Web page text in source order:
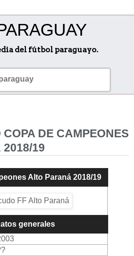
del fútbol paraguayo.
DE CAMPEONES
2018/19
Alto Paraná 2018/19
generales